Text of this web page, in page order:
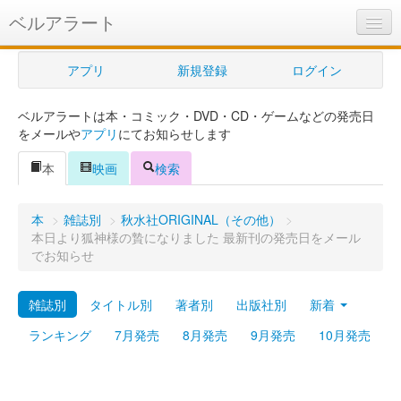
ベルアラート
ベルアラートとは
ヘルプ
新規登録
ログイン
購入管理
プレミアム
アプリ 新規登録 ログイン
ベルアラートは本・コミック・DVD・CD・ゲームなどの発売日
をメールやアプリ にてお知らせします
本
映画 検索
本 > 雑誌別 > 秋水社ORIGINAL（その他）
>
本日より狐神様の贄になりました 最新刊の発売日をメール
でお知らせ
雑誌別 タイトル別 著者別 出版社別
新着
ランキング
7月発売 8月発売 9月発売 10月発売